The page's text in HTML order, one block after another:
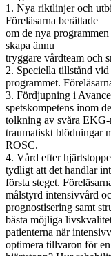
1. Nya riktlinjer och
Föreläsarna berättade
om de nya
skapa ännu
tryggare vårdteam och
2. Speciella tillstånd
programmet.
3. Fördjupning i
spetskompetens inom
tolkning av svåra
traumatiskt blödningar
ROSC.
4. Vård efter
tydligt att det handlar
första steget.
målstyrd intensivvård
prognostisering samt
bästa möjliga
patienterna när
optimera tillvaron för